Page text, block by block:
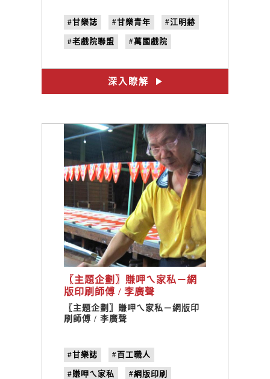
#甘樂誌 #甘樂青年 #江明赫
#老戲院聯盟 #萬國戲院
#尋找臺灣老戲院
深入瞭解
〖主題企劃〗賺呷ㄟ家私－網
版印刷師傅 / 李廣聲
〖主題企劃〗賺呷ㄟ家私－網版印
刷師傅 / 李廣聲
#甘樂誌 #百工職人
#賺呷ㄟ家私 #網版印刷